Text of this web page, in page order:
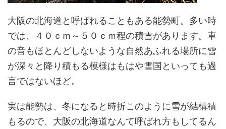
大阪の北海道と呼ばれることもある能勢町。多い時
では、４０ｃｍ～５０ｃｍ程の積雪があります。車
の音もほとんどしないような自然あふれる場所に雪
が深々と降り積もる模様はもはや雪国といっても過
言ではないほど。
実は能勢は、冬になると時折このように雪が結構積
もるので、大阪の北海道なんて呼ばれ方もしてるん